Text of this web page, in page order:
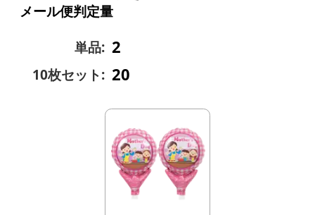
メール便判定量
単品: 2
10枚セット: 20